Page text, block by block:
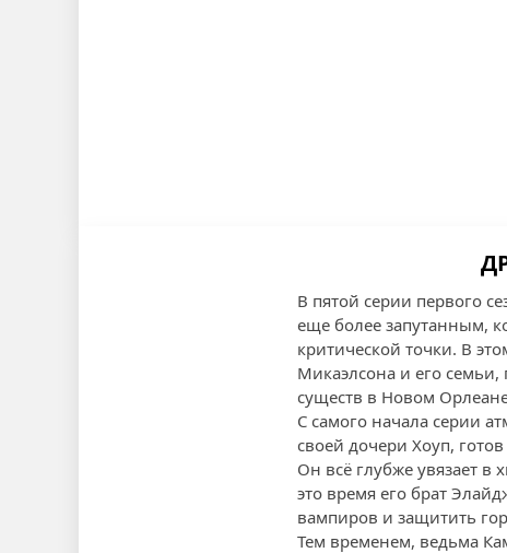
В пятой серии первого
еще более запутанным,
критической точки. В
Микаэлсона и его
существ в Новом
С самого начала серии
своей дочери Хоуп,
Он всё глубже увязает в
это время его брат
вампиров и защитить
Тем временем, ведьма